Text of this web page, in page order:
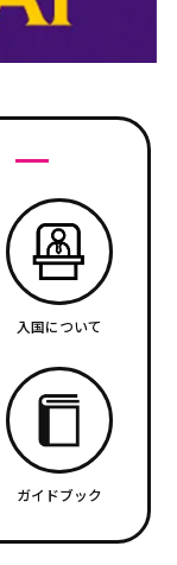
入国について
ガイドブック